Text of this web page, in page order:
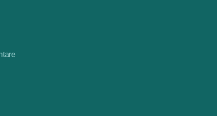
zu